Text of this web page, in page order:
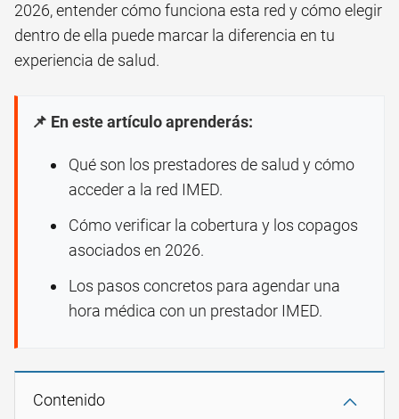
2026, entender cómo funciona esta red y cómo elegir
dentro de ella puede marcar la diferencia en tu
experiencia de salud.
📌 En este artículo aprenderás:
Qué son los prestadores de salud y cómo
acceder a la red IMED.
Cómo verificar la cobertura y los copagos
asociados en 2026.
Los pasos concretos para agendar una
hora médica con un prestador IMED.
Contenido